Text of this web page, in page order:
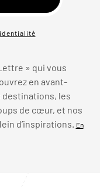
» qui vous
en avant-
destinations, les
de cœur, et nos
d’inspirations.
En